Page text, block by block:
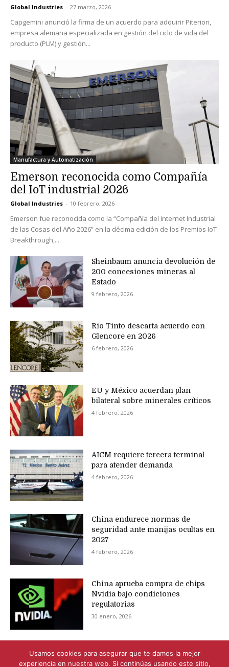
Global Industries - 27 marzo, 2026
Capgemini anunció la firma de un acuerdo para adquirir Piterion,
empresa alemana especializada en gestión del ciclo de vida del
producto (PLM) y gestión...
Manufactura y Automatización
Emerson reconocida como Compañía
del IoT industrial 2026
Global Industries - 10 febrero, 2026
Emerson fue reconocida como la “Compañía del Internet Industrial
de las Cosas del Año 2026” en la décima edición de los Premios IoT
Breakthrough,...
Sheinbaum anuncia devolución de
200 concesiones mineras al
Estado
9 febrero, 2026
Rio Tinto descarta acuerdo con
Glencore en 2026
6 febrero, 2026
EU y México acuerdan plan
bilateral sobre minerales críticos
4 febrero, 2026
AICM requiere tercera terminal
para atender demanda
4 febrero, 2026
China endurece normas de
seguridad ante manijas ocultas en
2027
4 febrero, 2026
China aprueba compra de chips
Nvidia bajo condiciones
regulatorias
30 enero, 2026
Usamos cookies para asegurar que te damos la mejor
experiencia en nuestra web. Si continúas usando este sitio,